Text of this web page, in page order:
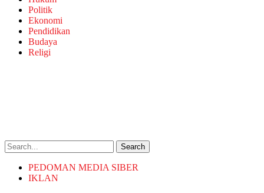
Politik
Ekonomi
Pendidikan
Budaya
Religi
Search
PEDOMAN MEDIA SIBER
IKLAN